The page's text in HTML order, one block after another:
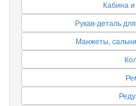
Кабина
Рукав-деталь
Манжеты,